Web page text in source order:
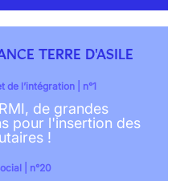
TERRE D'ASILE
de l’intégration | n°1
de grandes
pour l'insertion des
!
| n°20